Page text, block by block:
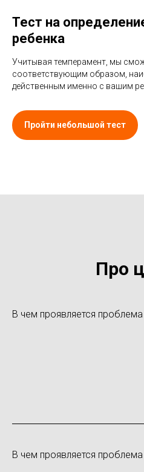
Тест на
ребенка
Учитывая темперамент, мы
соответствующим образом,
действенным именно с вашим
Пройти небольшой тест
Про
В чем проявляется
В чем проявляется